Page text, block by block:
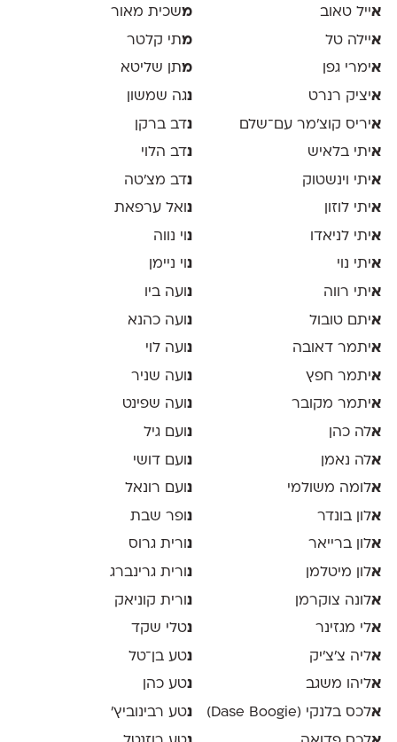
אייל טאוב
איילה טל
אימרי גפן
איציק רנרט
איריס קוצ׳מר עם־שלם
איתי בלאיש
איתי וינשטוק
איתי לוזון
איתי לניאדו
איתי נוי
איתי רווה
איתם טובול
איתמר דאובה
איתמר חפץ
איתמר מקובר
אלה כהן
אלה נאמן
אלומה משולמי
אלון בונדר
אלון ברייאר
אלון מיטלמן
אלונה צוקרמן
אלי מגזינר
אליה צ׳צ׳יק
אליהו משגב
אלכס בלנקי (Dase Boogie)
משכית מאור
מתי קלטר
מתן שליטא
נגה שמשון
נדב ברקן
נדב הלוי
נדב מצ׳טה
נואל ערפאת
נ וי נווה
נוי ניימן
נ ועה ביו
נ ועה כהנא
נועה לוי
נ ועה שניר
נועה שפינט
נ ועם גיל
נ ועם דושי
נועם רונאל
נ ופר שבת
נורית גרוס
נ ורית גרינברג
נ ורית קוניאק
נטלי שקד
נטע בן־טל
נטע כהן
נטע רבינוביץ׳